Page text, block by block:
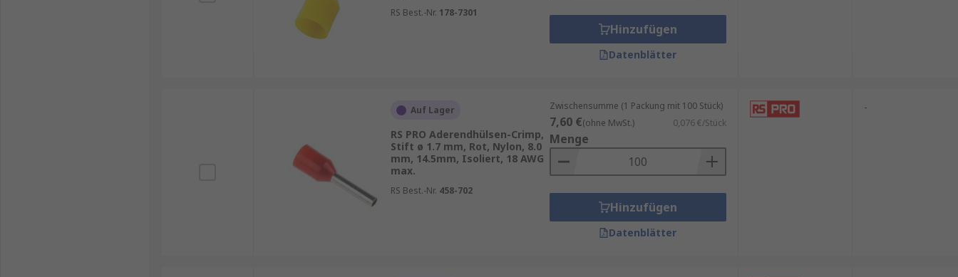
RS Best.-Nr. 178-7301
Hinzufügen
Datenblätter
Auf Lager
RS PRO Aderendhülsen-Crimp,
Stift ø 1.7 mm, Rot, Nylon, 8.0
mm, 14.5mm, Isoliert, 18 AWG
max.
RS Best.-Nr. 458-702
Zwischensumme (1 Packung mit 100 Stück)
7,60 €(ohne MwSt.) 0,076 €/Stück
Menge
Hinzufügen
Datenblätter
-